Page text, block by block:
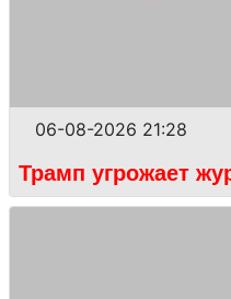
06-08-2026 21:28
Трамп угрожает